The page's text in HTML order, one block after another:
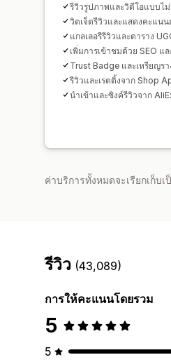
รีวิวรูปภาพและวิดีโอแบบไ
วิดเจ็ตรีวิวและแสดงคะแนน
แกลเลอรีรีวิวและตาราง
เพิ่มการเข้าชมด้วย SEO แ
Trust Badge และเหรียญร
รีวิวและเรตติ้งจาก Shop
นำเข้าและซิงค์รีวิวจาก
ค่าบริการทั้งหมดจะเรียกเก็บ
รีวิว (43,089)
การให้คะแนนโดยรวม
5
5